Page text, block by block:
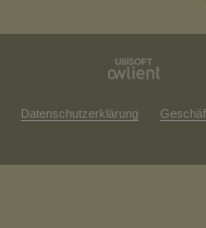
Datenschutzerklärung